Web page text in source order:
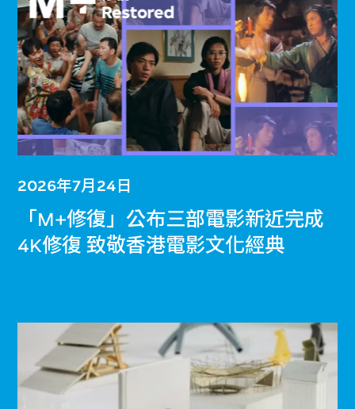
2026年7月24日
「M+修復」公布三部電影新近完成
4K修復 致敬香港電影文化經典